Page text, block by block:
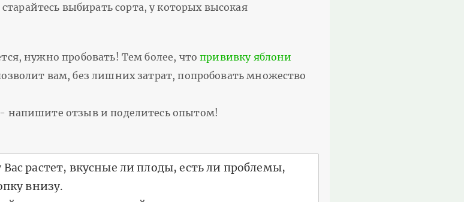
выбирать сорта, у которых высокая
нужно пробовать! Тем более, чтопрививку яблони
вам, без лишних затрат, попробовать множество
- напишите отзыв и поделитесь опытом!